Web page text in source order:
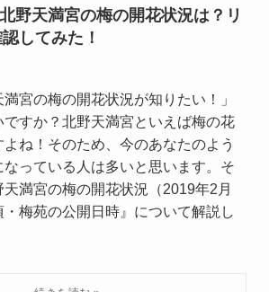
野天満宮の梅の開花状況は？リ
してみた！
宮の梅の開花状況が知りたい！」
ですか？北野天満宮といえば梅の花
ね！そのため、今のあなたのよう
っている人は多いと思います。そ
満宮の梅の開花状況（2019年2月
梅苑の公開日時』について解説し